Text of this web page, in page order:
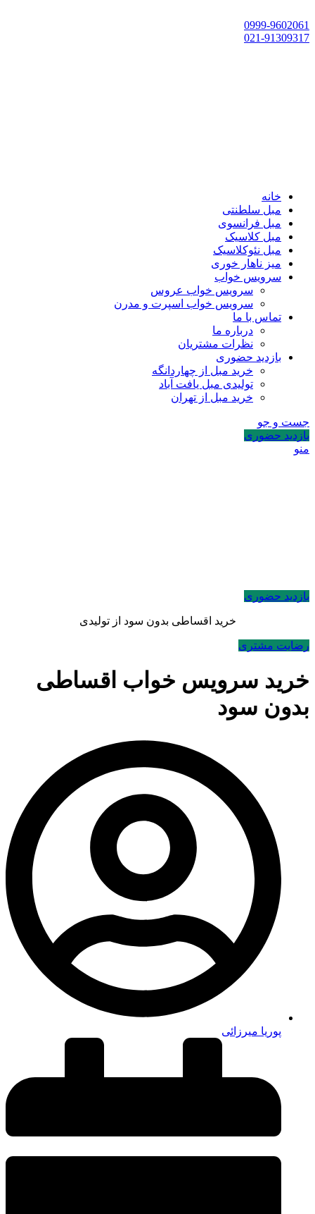
0999-9602061
021-91309317
خانه
مبل سلطنتی
مبل فرانسوی
مبل کلاسیک
مبل نئوکلاسیک
میز ناهار خوری
سرویس خواب
سرویس خواب عروس
سرویس خواب اسپرت و مدرن
تماس با ما
درباره ما
نظرات مشتریان
بازدید حضوری
خرید مبل از چهاردانگه
تولیدی مبل یافت آباد
خرید مبل از تهران
جست و جو
بازدید حضوری
منو
بازدید حضوری
خرید اقساطی بدون سود از تولیدی
رضایت مشتری
خرید سرویس خواب اقساطی
بدون سود
پوریا میرزائی